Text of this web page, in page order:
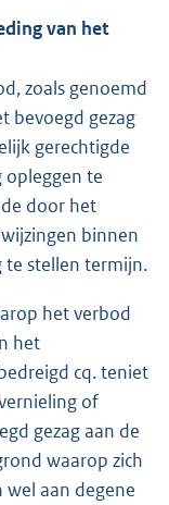
van het
zoals genoemd
bevoegd gezag
gerechtigde
opleggen te
door het
binnen
te stellen termijn.
het verbod
het
cq. teniet
of
gezag aan de
waarop zich
aan degene